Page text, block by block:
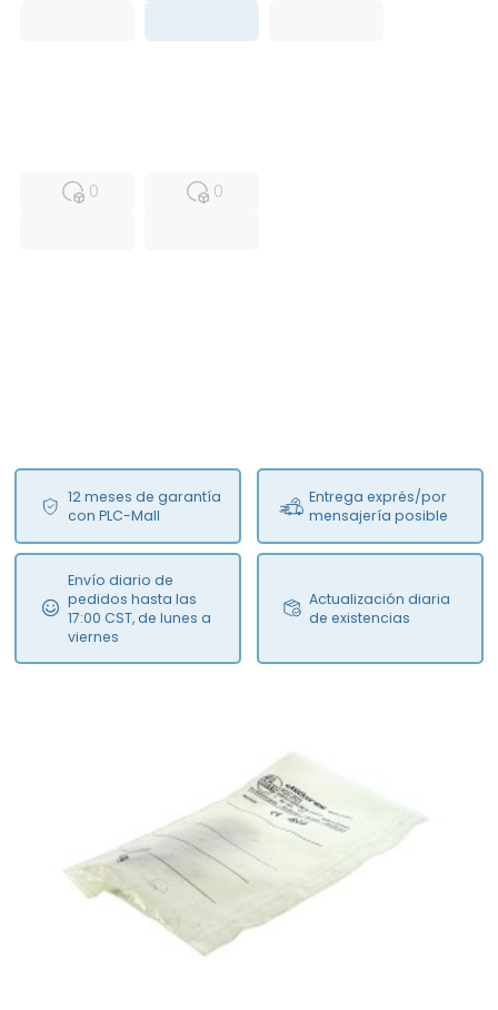
0
0
12 meses de garantía
con PLC-Mall
Entrega exprés/por
mensajería posible
Envío diario de
pedidos hasta las
17:00 CST, de lunes a
viernes
Actualización diaria
de existencias